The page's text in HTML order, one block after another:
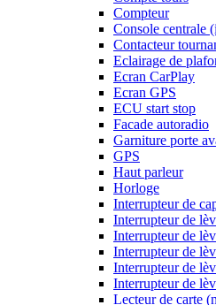
Compteur
Console centrale
Contacteur
Eclairage de
Ecran CarPlay
Ecran GPS
ECU start stop
Facade autoradio
Garniture porte
GPS
Haut parleur
Horloge
Interrupteur de
Interrupteur de
Interrupteur de
Interrupteur de
Interrupteur de
Interrupteur de
Lecteur de carte